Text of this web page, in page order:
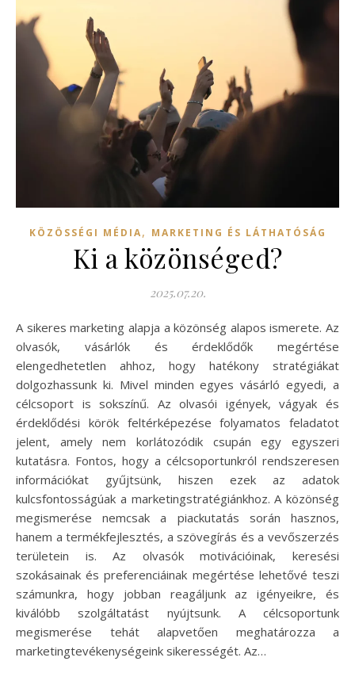
KÖZÖSSÉGI MÉDIA, MARKETING ÉS LÁTHATÓSÁG
Ki a közönséged?
2025.07.20.
A sikeres marketing alapja a közönség alapos ismerete. Az
olvasók, vásárlók és érdeklődők megértése
elengedhetetlen ahhoz, hogy hatékony stratégiákat
dolgozhassunk ki. Mivel minden egyes vásárló egyedi, a
célcsoport is sokszínű. Az olvasói igények, vágyak és
érdeklődési körök feltérképezése folyamatos feladatot
jelent, amely nem korlátozódik csupán egy egyszeri
kutatásra. Fontos, hogy a célcsoportunkról rendszeresen
információkat gyűjtsünk, hiszen ezek az adatok
kulcsfontosságúak a marketingstratégiánkhoz. A közönség
megismerése nemcsak a piackutatás során hasznos,
hanem a termékfejlesztés, a szövegírás és a vevőszerzés
területein is. Az olvasók motivációinak, keresési
szokásainak és preferenciáinak megértése lehetővé teszi
számunkra, hogy jobban reagáljunk az igényeikre, és
kiválóbb szolgáltatást nyújtsunk. A célcsoportunk
megismerése tehát alapvetően meghatározza a
marketingtevékenységeink sikerességét. Az…